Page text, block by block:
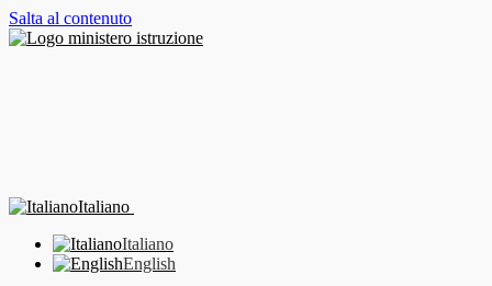
Salta al contenuto
Italiano
Italiano
English